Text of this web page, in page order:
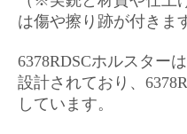
は傷や擦り跡が付きま
6378RDSCホルスター
設計されており、
しています。